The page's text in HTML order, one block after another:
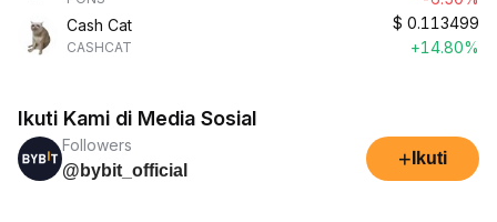
Cash Cat
CASHCAT
$ 0.113499
+14.80%
Ikuti Kami di Media Sosial
Followers
@bybit_official
+ Ikuti